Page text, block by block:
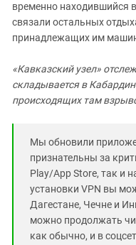
временно находившийся
связали остальных
принадлежащих им
«Кавказский узел»
складывается в
происходящих там
Мы обновили
признательны за
Play/App Store, так и
установки VPN вы
Дагестане, Чечне и
можно продолжать
как обычно, и в